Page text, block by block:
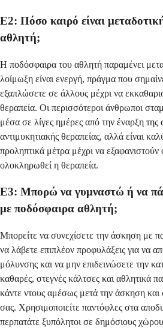
Ε2: Πόσο καιρό είναι
αθλητή;
Η ποδόσφαιρα του αθλητή παραμένει
λοίμωξη είναι ενεργή, πράγμα που
εξαπλώσετε σε άλλους μέχρι να
θεραπεία. Οι περισσότεροι άνθρωποι
μέσα σε λίγες ημέρες από την έναρξη της
αντιμυκητιακής θεραπείας, αλλά είναι
προληπτικά μέτρα μέχρι να
ολοκληρωθεί η θεραπεία.
Ε3: Μπορώ να γυμναστώ ή να
με ποδόσφαιρα αθλητή;
Μπορείτε να συνεχίσετε την άσκηση με
να λάβετε επιπλέον προφυλάξεις για να
μόλυνσης και να μην επιδεινώσετε την
καθαρές, στεγνές κάλτσες και αθλητικά
κάντε ντους αμέσως μετά την άσκηση
σας. Χρησιμοποιείτε παντόφλες στα
περπατάτε ξυπόλητοι σε δημόσιους